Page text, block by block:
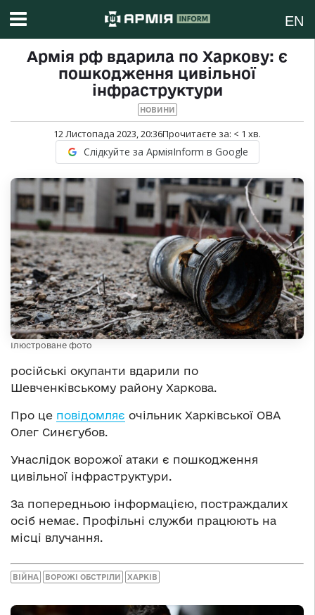
EN
Армія рф вдарила по Харкову: є
пошкодження цивільної
інфраструктури
НОВИНИ
12 Листопада 2023, 20:36Прочитаєте за: < 1 хв.
Слідкуйте за АрміяInform в Google
Ілюстроване фото
російські окупанти вдарили по
Шевченківському району Харкова.
Про це повідомляє очільник Харківської ОВА
Олег Синєгубов.
Унаслідок ворожої атаки є пошкодження
цивільної інфраструктури.
За попередньою інформацією, постраждалих
осіб немає. Профільні служби працюють на
місці влучання.
ВІЙНА ВОРОЖІ ОБСТРІЛИ ХАРКІВ